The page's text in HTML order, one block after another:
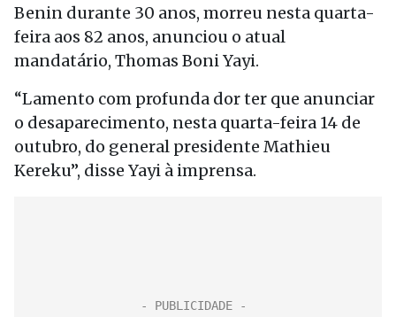
Benin durante 30 anos, morreu nesta quarta-
feira aos 82 anos, anunciou o atual
mandatário, Thomas Boni Yayi.
“Lamento com profunda dor ter que anunciar
o desaparecimento, nesta quarta-feira 14 de
outubro, do general presidente Mathieu
Kereku”, disse Yayi à imprensa.